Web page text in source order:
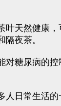
叶天然健康
夜茶。
对糖尿病的
人日常生活